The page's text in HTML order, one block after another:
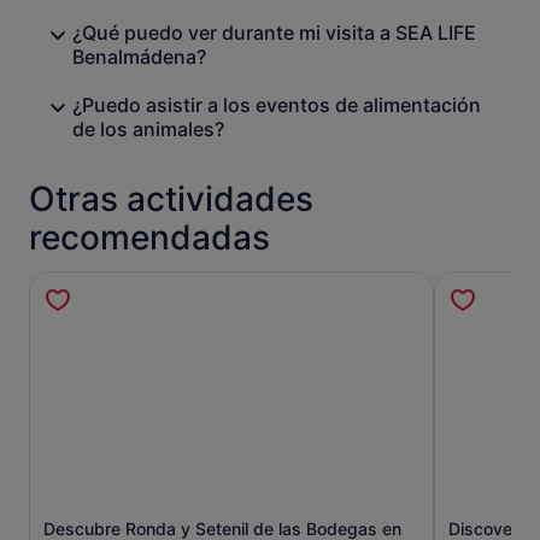
¿Qué puedo ver durante mi visita a SEA LIFE
Benalmádena?
¿Puedo asistir a los eventos de alimentación
de los animales?
Otras actividades
recomendadas
Descubre Ronda y Setenil de las Bodegas en
Discover